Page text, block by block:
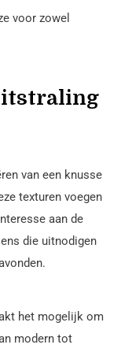
voor zowel
van een knusse
texturen voegen
aan de
die uitnodigen
het mogelijk om
modern tot